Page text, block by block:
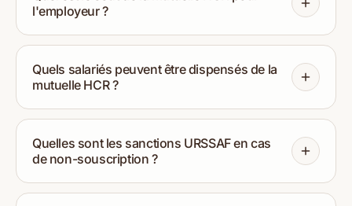
l'employeur ?
Quels salariés peuvent être dispensés de la
mutuelle HCR ?
Quelles sont les sanctions URSSAF en cas
de non-souscription ?